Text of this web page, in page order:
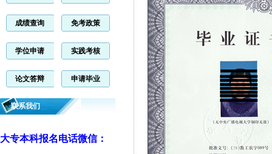
成绩查询 免考政策
学位申请 实践考核
论文答辩 申请毕业
联系我们
大专本科报名电话微信：